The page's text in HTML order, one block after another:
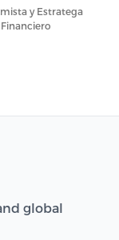
y Estratega
Financiero
global